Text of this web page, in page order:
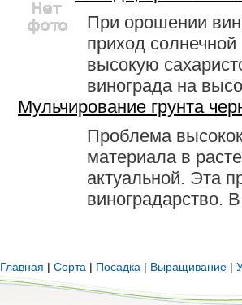
При орошении
приход
высокую
винограда на
Мульчирование грунта
Проблема
материала в
актуальной. Эта
виноградарство.
Главная | Сорта | Посадка | Выращивание |